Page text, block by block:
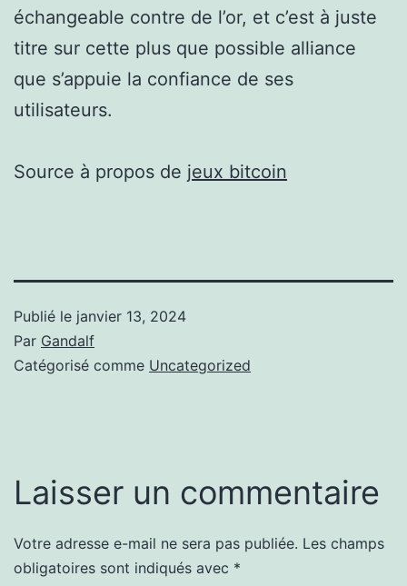
échangeable contre de l’or, et c’est à juste
titre sur cette plus que possible alliance
que s’appuie la confiance de ses
utilisateurs.
Source à propos de jeux bitcoin
Publié le janvier 13, 2024
Par Gandalf
Catégorisé comme Uncategorized
Laisser un commentaire
Votre adresse e-mail ne sera pas publiée. Les champs
obligatoires sont indiqués avec *